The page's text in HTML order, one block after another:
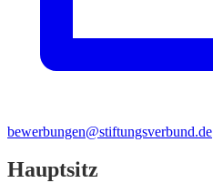
bewerbungen@stiftungsverbund.de
Hauptsitz